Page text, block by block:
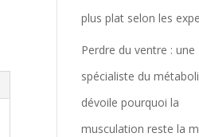
plus plat selon les
Perdre du ventre : une
spécialiste du
dévoile pourquoi la
musculation reste la